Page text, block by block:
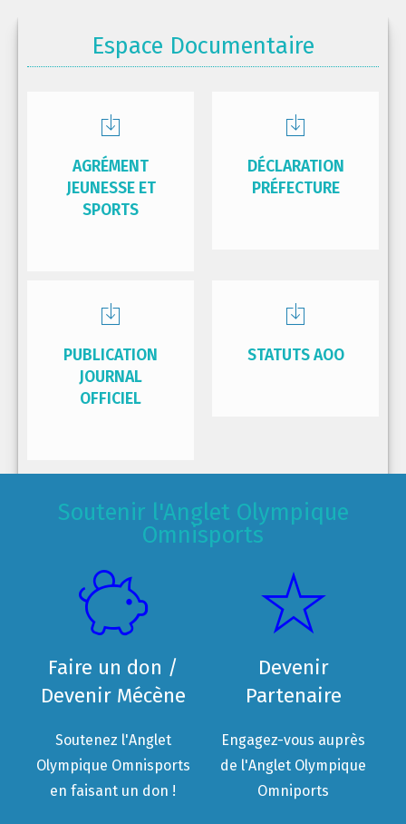
Espace Documentaire
AGRÉMENT
JEUNESSE ET
SPORTS
DÉCLARATION
PRÉFECTURE
PUBLICATION
JOURNAL
OFFICIEL
STATUTS AOO
Soutenir l'Anglet Olympique
Omnisports
Faire un don /
Devenir Mécène
Soutenez l'Anglet
Olympique Omnisports
en faisant un don !
Devenir
Partenaire
Engagez-vous auprès
de l'Anglet Olympique
Omniports